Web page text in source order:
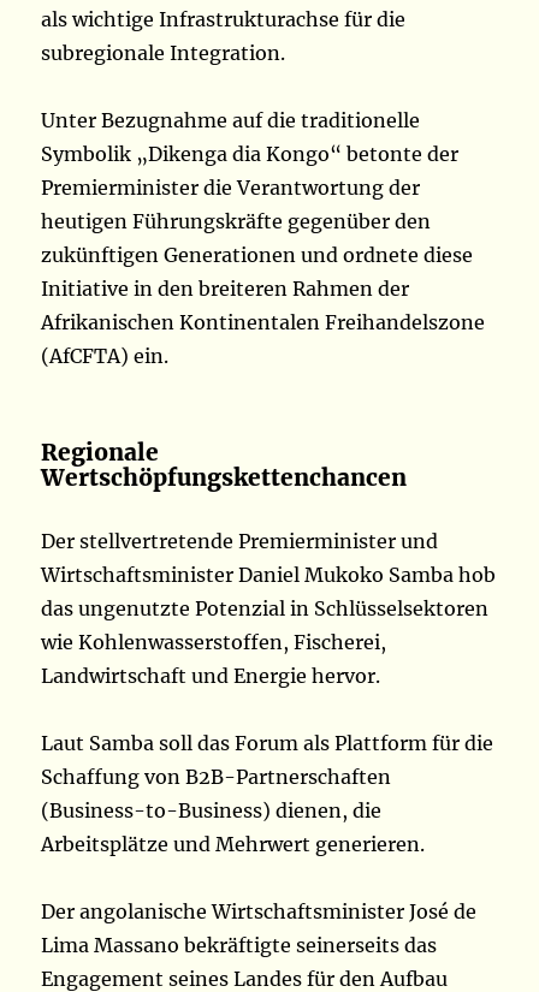
als wichtige Infrastrukturachse für die
subregionale Integration.
Unter Bezugnahme auf die traditionelle
Symbolik „Dikenga dia Kongo“ betonte der
Premierminister die Verantwortung der
heutigen Führungskräfte gegenüber den
zukünftigen Generationen und ordnete diese
Initiative in den breiteren Rahmen der
Afrikanischen Kontinentalen Freihandelszone
(AfCFTA) ein.
Regionale
Wertschöpfungskettenchancen
Der stellvertretende Premierminister und
Wirtschaftsminister Daniel Mukoko Samba hob
das ungenutzte Potenzial in Schlüsselsektoren
wie Kohlenwasserstoffen, Fischerei,
Landwirtschaft und Energie hervor.
Laut Samba soll das Forum als Plattform für die
Schaffung von B2B-Partnerschaften
(Business-to-Business) dienen, die
Arbeitsplätze und Mehrwert generieren.
Der angolanische Wirtschaftsminister José de
Lima Massano bekräftigte seinerseits das
Engagement seines Landes für den Aufbau